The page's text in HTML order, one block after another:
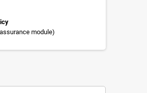
module)